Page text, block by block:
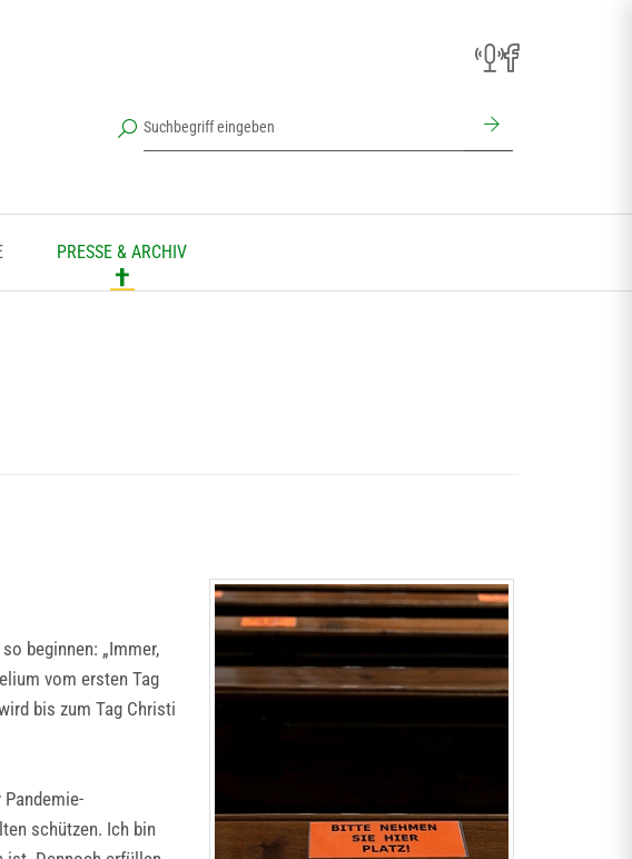
PRESSE & ARCHIV
beginnen: „Immer,
vom ersten Tag
bis zum Tag Christi
schützen. Ich bin